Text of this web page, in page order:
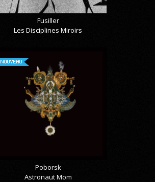
Fusiller
Les Disciplines Miroirs
NOUVEAU
Poborsk
Astronaut Mom